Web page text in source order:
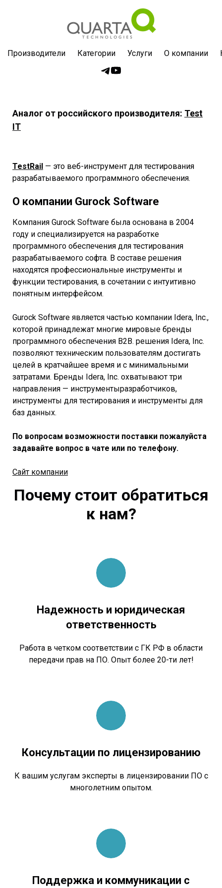
Производители Категории Услуги О компании
Аналог от российского производителя: Test
IT
TestRail — это веб-инструмент для тестирования
разрабатываемого программного обеспечения.
О компании Gurock Software
Компания Gurock Software была основана в 2004
году и специализируется на разработке
программного обеспечения для тестирования
разрабатываемого софта. В составе решения
находятся профессиональные инструменты и
функции тестирования, в сочетании с интуитивно
понятным интерфейсом.
Gurock Software является частью компании Idera, Inc.,
которой принадлежат многие мировые бренды
программного обеспечения B2B. решения Idera, Inc.
позволяют техническим пользователям достигать
целей в кратчайшее время и с минимальными
затратами. Бренды Idera, Inc. охватывают три
направления — инструментыразработчиков,
инструменты для тестирования и инструменты для
баз данных.
По вопросам возможности поставки пожалуйста
задавайте вопрос в чате или по телефону.
Сайт компании
Почему стоит обратиться
к нам?
Надежность и юридическая
ответственность
Работа в четком соответствии с ГК РФ в области
передачи прав на ПО. Опыт более 20-ти лет!
Консультации по лицензированию
К вашим услугам эксперты в лицензировании ПО с
многолетним опытом.
Поддержка и коммуникации с